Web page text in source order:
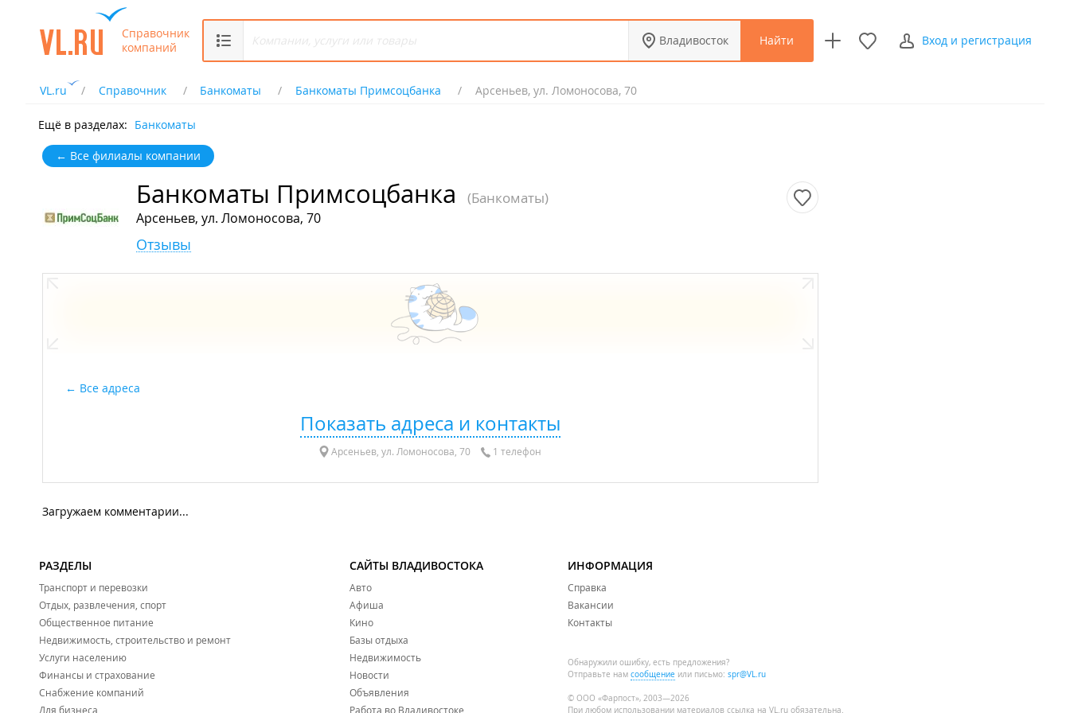
Справочник
компаний
Владивосток Найти Вход и регистрация
VL.ru Справочник Банкоматы Банкоматы Примсоцбанка Арсеньев, ул. Ломоносова, 70
Ещё в разделах: Банкоматы
← Все филиалы компании
Банкоматы Примсоцбанка (Банкоматы)
Арсеньев, ул. Ломоносова, 70
Отзывы
Все адреса
Показать адреса и контакты
Арсеньев, ул. Ломоносова, 70 1 телефон
Загружаем комментарии...
РАЗДЕЛЫ
Транспорт и перевозки
Отдых, развлечения, спорт
Общественное питание
Недвижимость, строительство и ремонт
Услуги населению
Финансы и страхование
Снабжение компаний
Для бизнеса
САЙТЫ ВЛАДИВОСТОКА
Авто
Афиша
Кино
Базы отдыха
Недвижимость
Новости
Объявления
Работа во Владивостоке
ИНФОРМАЦИЯ
Справка
Вакансии
Контакты
Обнаружили ошибку, есть предложения?
Отправьте нам сообщение или письмо: spr@VL.ru
© ООО «Фарпост», 2003—2026
При любом использовании материалов ссылка на VL.ru обязательна.